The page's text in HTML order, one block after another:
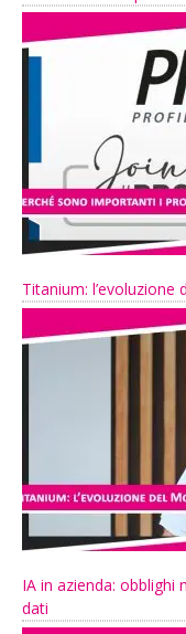
Titanium:
IA in azienda: obblighi
dati